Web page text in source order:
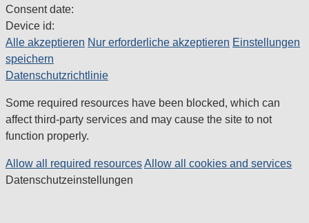
Consent date:
Device id:
Alle akzeptieren Nur erforderliche akzeptieren Einstellungen
speichern
Datenschutzrichtlinie
Some required resources have been blocked, which can
affect third-party services and may cause the site to not
function properly.
Allow all required resourcesAllow all cookies and services
Datenschutzeinstellungen